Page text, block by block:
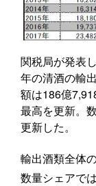
関税局が発表
年の清酒の輸
額は186億
最高を更新。
更新した。
輸出酒類全体
数量シェアで